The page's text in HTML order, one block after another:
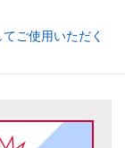
ご使用いただく